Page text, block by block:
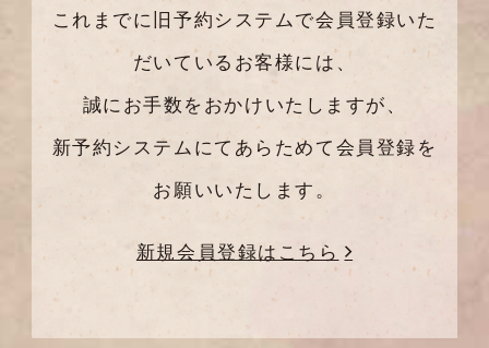
これまでに旧予約システムで会員登録いた
だいているお客様には、
誠にお手数をおかけいたしますが、
新予約システムにてあらためて会員登録を
お願いいたします。
新規会員登録はこちら